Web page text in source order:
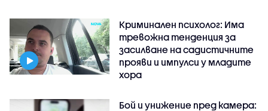
Криминален психолог: Има
тревожна тенденция за
засилване на садистичните
прояви и импулси у младите
хора
Бой и унижение пред камера: